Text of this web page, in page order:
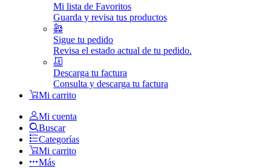
Mi lista de Favoritos
Guarda y revisa tus productos
Sigue tu pedido
Revisa el estado actual de tu pedido.
Descarga tu factura
Consulta y descarga tu factura
Mi carrito
Mi cuenta
Buscar
Categorías
Mi carrito
Más